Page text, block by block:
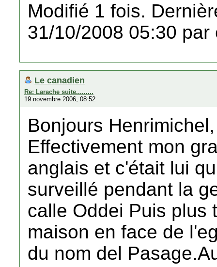
Modifié 1 fois.
31/10/2008 05:30 par
Le canadien
Re: Larache suite.........
19 novembre 2006, 08:52
Bonjours Henrimichel,
Effectivement mon
anglais et c'était lui
surveillé pendant la
calle Oddei Puis plus
maison en face de
du nom del